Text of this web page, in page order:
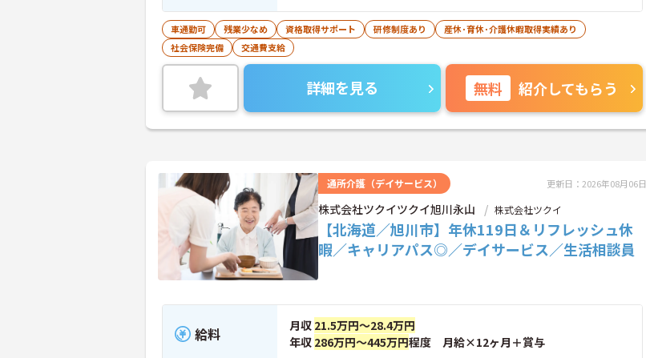
車通勤可 残業少なめ 資格取得サポート 研修制度あり
産休･育休･介護休暇取得実績あり
社会保険完備
交通費支給
詳細を見る 無料 紹介してもらう
通所介護（デイサービス） 更新日：2026年08月06日
株式会社ツクイツクイ旭川永山 株式会社ツクイ
【北海道／旭川市】年休119日＆リフレッシュ休
暇／キャリアパス◎／デイサービス／生活相談員
給料 月収 21.5万円～28.4万円
年収 286万円～445万円程度 月給×12ヶ月＋賞与